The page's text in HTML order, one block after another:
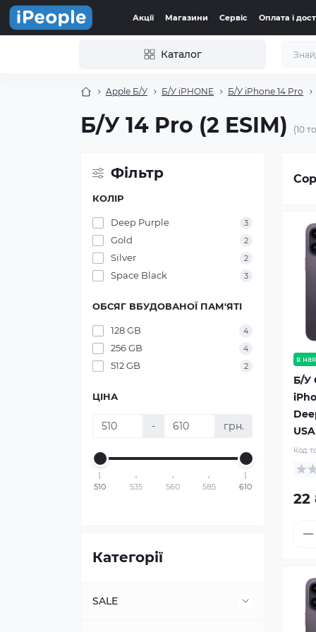
Акції Магазини Сервіс Оплата і
Каталог
Apple Б/У Б/У iPHONE Б/У iPhone 14 Pro
Б/У 14 Pro (2 ESIM) (10
Фільтр
КОЛІР
Deep Purple 3
Gold 2
Silver 2
Space Black 3
ОБСЯГ ВБУДОВАНОЇ ПАМ'ЯТІ
128 GB 4
256 GB 4
512 GB 2
ЦІНА
- грн.
510 535 560 585 610
Категорії
SALE
в
Б/У
USA
Код
22